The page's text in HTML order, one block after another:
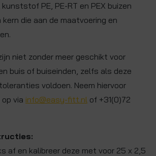
PE, PE-RT en PEX buizen
kern die aan de maatvoering en
niet zonder meer geschikt voor
buis of buiseinden, zelfs als deze
voldoen. Neem hiervoor
via info@easy-fitt.nl of +31(0)72
af en kalibreer deze met voor 25 x 2,5